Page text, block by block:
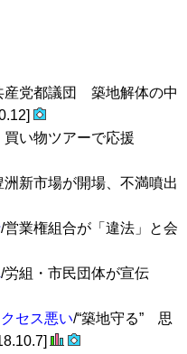
産党都議団 築地解体の中
買い物ツアーで応援
洲新市場が開場、不満噴出
/営業権組合が「違法」と会
/労組・市民団体が宣伝
セス悪い/“築地守る” 思